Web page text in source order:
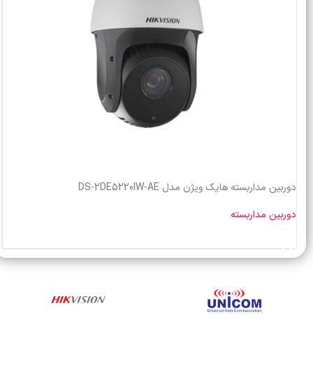
دوربین مداربسته هایک ویژن مدل DS-2DE5220IW-AE
دوربین مداربسته